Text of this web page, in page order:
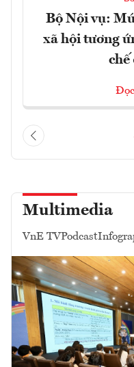
Bộ Nội vụ:
xã hội tương
chế
Multimedia
VnE TVPodcast